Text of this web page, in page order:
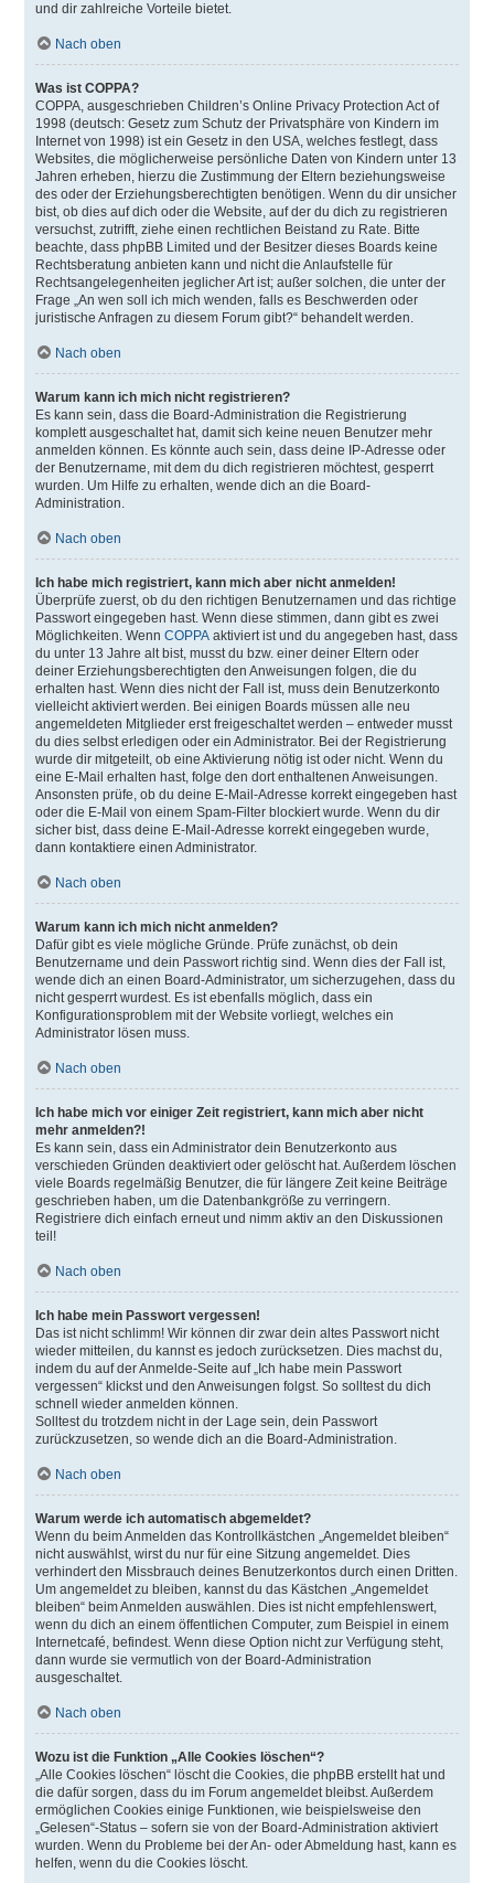
und dir zahlreiche Vorteile bietet.
Nach oben
Was ist COPPA?
COPPA, ausgeschrieben Children’s Online Privacy Protection Act of
1998 (deutsch: Gesetz zum Schutz der Privatsphäre von Kindern im
Internet von 1998) ist ein Gesetz in den USA, welches festlegt, dass
Websites, die möglicherweise persönliche Daten von Kindern unter 13
Jahren erheben, hierzu die Zustimmung der Eltern beziehungsweise
des oder der Erziehungsberechtigten benötigen. Wenn du dir unsicher
bist, ob dies auf dich oder die Website, auf der du dich zu registrieren
versuchst, zutrifft, ziehe einen rechtlichen Beistand zu Rate. Bitte
beachte, dass phpBB Limited und der Besitzer dieses Boards keine
Rechtsberatung anbieten kann und nicht die Anlaufstelle für
Rechtsangelegenheiten jeglicher Art ist; außer solchen, die unter der
Frage „An wen soll ich mich wenden, falls es Beschwerden oder
juristische Anfragen zu diesem Forum gibt?“ behandelt werden.
Nach oben
Warum kann ich mich nicht registrieren?
Es kann sein, dass die Board-Administration die Registrierung
komplett ausgeschaltet hat, damit sich keine neuen Benutzer mehr
anmelden können. Es könnte auch sein, dass deine IP-Adresse oder
der Benutzername, mit dem du dich registrieren möchtest, gesperrt
wurden. Um Hilfe zu erhalten, wende dich an die Board-
Administration.
Nach oben
Ich habe mich registriert, kann mich aber nicht anmelden!
Überprüfe zuerst, ob du den richtigen Benutzernamen und das richtige
Passwort eingegeben hast. Wenn diese stimmen, dann gibt es zwei
Möglichkeiten. Wenn COPPAaktiviert ist und du angegeben hast, dass
du unter 13 Jahre alt bist, musst du bzw. einer deiner Eltern oder
deiner Erziehungsberechtigten den Anweisungen folgen, die du
erhalten hast. Wenn dies nicht der Fall ist, muss dein Benutzerkonto
vielleicht aktiviert werden. Bei einigen Boards müssen alle neu
angemeldeten Mitglieder erst freigeschaltet werden – entweder musst
du dies selbst erledigen oder ein Administrator. Bei der Registrierung
wurde dir mitgeteilt, ob eine Aktivierung nötig ist oder nicht. Wenn du
eine E-Mail erhalten hast, folge den dort enthaltenen Anweisungen.
Ansonsten prüfe, ob du deine E-Mail-Adresse korrekt eingegeben hast
oder die E-Mail von einem Spam-Filter blockiert wurde. Wenn du dir
sicher bist, dass deine E-Mail-Adresse korrekt eingegeben wurde,
dann kontaktiere einen Administrator.
Nach oben
Warum kann ich mich nicht anmelden?
Dafür gibt es viele mögliche Gründe. Prüfe zunächst, ob dein
Benutzername und dein Passwort richtig sind. Wenn dies der Fall ist,
wende dich an einen Board-Administrator, um sicherzugehen, dass du
nicht gesperrt wurdest. Es ist ebenfalls möglich, dass ein
Konfigurationsproblem mit der Website vorliegt, welches ein
Administrator lösen muss.
Nach oben
Ich habe mich vor einiger Zeit registriert, kann mich aber nicht
mehr anmelden?!
Es kann sein, dass ein Administrator dein Benutzerkonto aus
verschieden Gründen deaktiviert oder gelöscht hat. Außerdem löschen
viele Boards regelmäßig Benutzer, die für längere Zeit keine Beiträge
geschrieben haben, um die Datenbankgröße zu verringern.
Registriere dich einfach erneut und nimm aktiv an den Diskussionen
teil!
Nach oben
Ich habe mein Passwort vergessen!
Das ist nicht schlimm! Wir können dir zwar dein altes Passwort nicht
wieder mitteilen, du kannst es jedoch zurücksetzen. Dies machst du,
indem du auf der Anmelde-Seite auf „Ich habe mein Passwort
vergessen“ klickst und den Anweisungen folgst. So solltest du dich
schnell wieder anmelden können.
Solltest du trotzdem nicht in der Lage sein, dein Passwort
zurückzusetzen, so wende dich an die Board-Administration.
Nach oben
Warum werde ich automatisch abgemeldet?
Wenn du beim Anmelden das Kontrollkästchen „Angemeldet bleiben“
nicht auswählst, wirst du nur für eine Sitzung angemeldet. Dies
verhindert den Missbrauch deines Benutzerkontos durch einen Dritten.
Um angemeldet zu bleiben, kannst du das Kästchen „Angemeldet
bleiben“ beim Anmelden auswählen. Dies ist nicht empfehlenswert,
wenn du dich an einem öffentlichen Computer, zum Beispiel in einem
Internetcafé, befindest. Wenn diese Option nicht zur Verfügung steht,
dann wurde sie vermutlich von der Board-Administration
ausgeschaltet.
Nach oben
Wozu ist die Funktion „Alle Cookies löschen“?
„Alle Cookies löschen“ löscht die Cookies, die phpBB erstellt hat und
die dafür sorgen, dass du im Forum angemeldet bleibst. Außerdem
ermöglichen Cookies einige Funktionen, wie beispielsweise den
„Gelesen“-Status – sofern sie von der Board-Administration aktiviert
wurden. Wenn du Probleme bei der An- oder Abmeldung hast, kann es
helfen, wenn du die Cookies löscht.